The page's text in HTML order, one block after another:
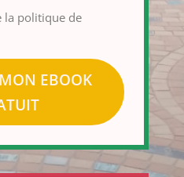
la politique de
EBOOK